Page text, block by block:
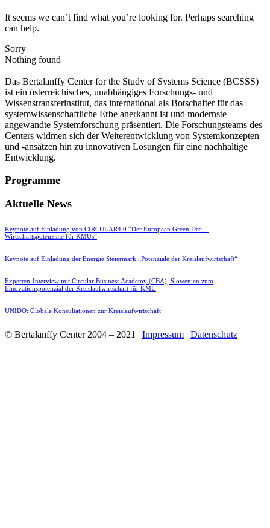
It seems we can’t find what you’re looking for. Perhaps searching
can help.
Sorry
Nothing found
Das Bertalanffy Center for the Study of Systems Science (BCSSS)
ist ein österreichisches, unabhängiges Forschungs- und
Wissenstransferinstitut, das international als Botschafter für das
systemwissenschaftliche Erbe anerkannt ist und modernste
angewandte Systemforschung präsentiert. Die Forschungsteams des
Centers widmen sich der Weiterentwicklung von Systemkonzepten
und -ansätzen hin zu innovativen Lösungen für eine nachhaltige
Entwicklung.
Programme
Aktuelle News
Keynote auf Einladung von CIRCULAR4.0 “Der European Green Deal –
Wirtschaftspotenziale für KMUs”
Keynote auf Einladung der Energie Steiermark „Potenziale der Kreislaufwirtschaft“
Experten-Interview mit Circular Business Academy (CBA), Slowenien zum
Innovationspotenzial der Kreislaufwirtschaft für KMU
UNIDO: Globale Konsultationen zur Kreislaufwirtschaft
© Bertalanffy Center 2004 – 2021 | Impressum | Datenschutz